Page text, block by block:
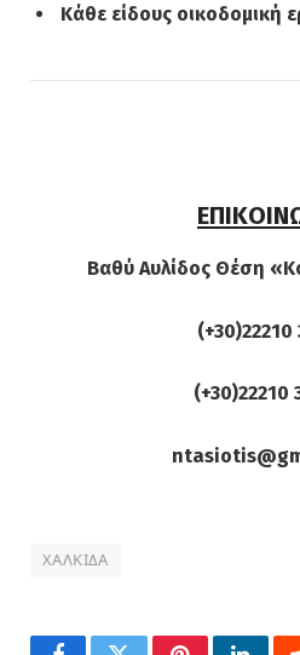
Κάθε είδους οικοδομική
Βαθύ Αυλίδος Θέση
(+30)22210
(+30)22210
ΧΑΛΚΙΔΑ